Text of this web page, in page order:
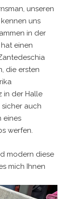
unseren
uns
in der
einen
die ersten
in der Halle
auch
eines
werfen.
modern diese
mich Ihnen